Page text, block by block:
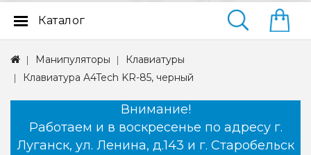
Найти
Каталог
Манипуляторы
Клавиатуры
Клавиатура A4Tech KR-85, черный
Внимание!
Работаем и в воскресенье по адресу г.
Луганск, ул. Ленина, д.143 и г. Старобельск